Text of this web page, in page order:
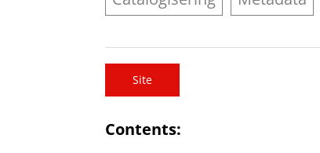
Site
Contents: